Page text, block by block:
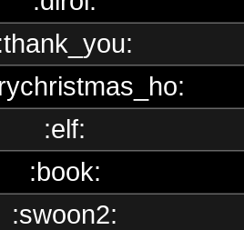
:elf:
:book:
:swoon2: